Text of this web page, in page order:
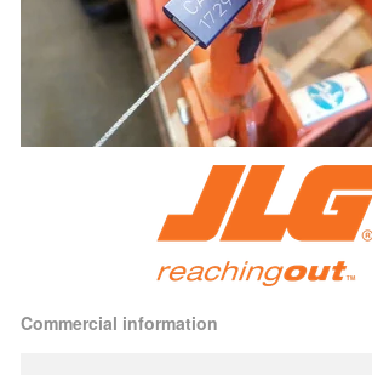
Commercial information